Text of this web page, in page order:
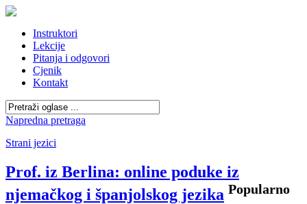
Instruktori
Lekcije
Pitanja i odgovori
Cjenik
Kontakt
Napredna pretraga
Strani jezici
Prof. iz Berlina: online poduke iz
njemačkog i španjolskog jezika Popularno